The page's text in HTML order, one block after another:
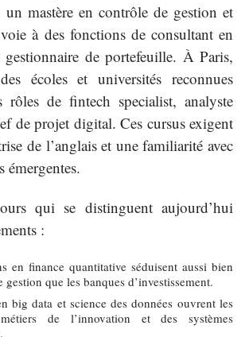
un mastère en contrôle de gestion et
à des fonctions de consultant en
gestionnaire de portefeuille. À Paris,
écoles et universités reconnues
rôles de fintech specialist, analyste
de projet digital. Ces cursus exigent
de l’anglais et une familiarité avec
émergentes.
qui se distinguent aujourd’hui
:
en finance quantitative séduisent aussi bien
gestion que les banques d’investissement.
big data et science des données ouvrent les
de l’innovation et des systèmes